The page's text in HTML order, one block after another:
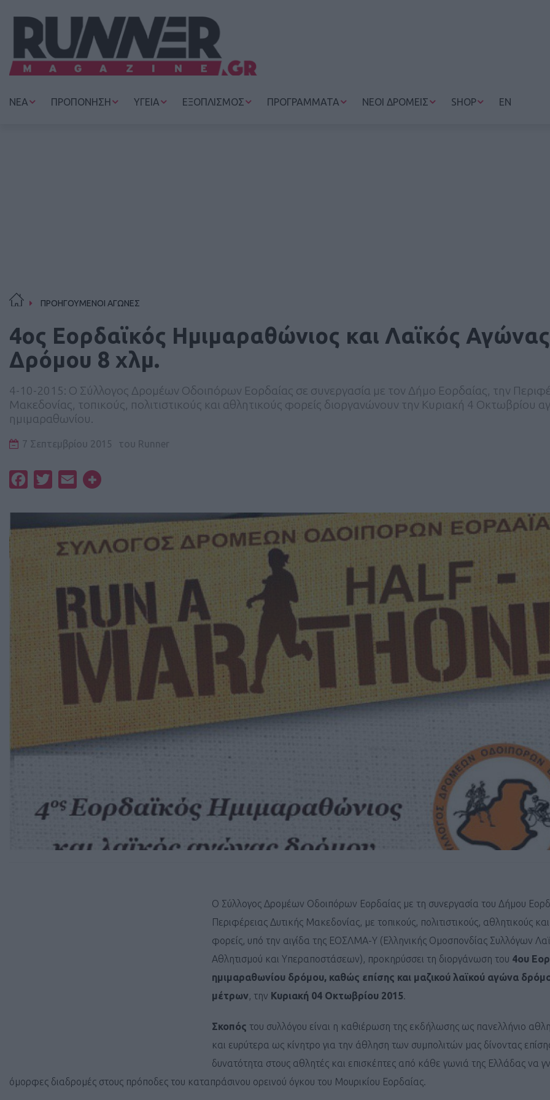
ΝΕΑ ΠΡΟΠΟΝΗΣΗ ΥΓΕΙΑ ΕΞΟΠΛΙΣΜΟΣ ΠΡΟΓΡΑΜΜΑΤΑ ΝΕΟΙ ΔΡΟΜΕΙΣ SHOP EN
ΠΡΟΗΓΟΥΜΕΝΟΙ ΑΓΩΝΕΣ
4ος Εορδαϊκός Ημιμαραθώνιος και Λαϊκός Αγώνας
Δρόμου 8 χλμ.
4-10-2015: O Σύλλογος Δρομέων Οδοιπόρων Εορδαίας σε συνεργασία με τον Δήμο Εορδαίας, την
Μακεδονίας, τοπικούς, πολιτιστικούς και αθλητικούς φορείς διοργανώνουν την Κυριακή 4 Οκτωβρίου
ημιμαραθωνίου.
7 Σεπτεμβρίου 2015 του Runner
FacebookTwitterEmail
Ο Σύλλογος Δρομέων Οδοιπόρων Εορδαίας με τη συνεργασία του Δήμου
Περιφέρειας Δυτικής Μακεδονίας, με τοπικούς, πολιτιστικούς, αθλητικούς
φορείς, υπό την αιγίδα της ΕΟΣΛΜΑ-Υ (Ελληνικής Ομοσπονδίας Συλλόγων
Αθλητισμού και Υπεραποστάσεων), προκηρύσσει τη διοργάνωση του 4ου
ημιμαραθωνίου δρόμου, καθώς επίσης και μαζικού λαϊκού αγώνα
μέτρων, την Κυριακή 04 Οκτωβρίου 2015.
Σκοπός του συλλόγου είναι η καθιέρωση της εκδήλωσης ως πανελλήνιο
και ευρύτερα ως κίνητρο για την άθληση των συμπολιτών μας δίνοντας
δυνατότητα στους αθλητές και επισκέπτες από κάθε γωνιά της Ελλάδας να
όμορφες διαδρομές στους πρόποδες του καταπράσινου ορεινού όγκου του Μουρικίου Εορδαίας.